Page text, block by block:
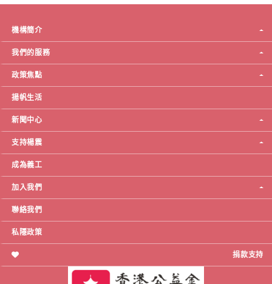
機構簡介
我們的服務
政策焦點
揚帆生活
新聞中心
支持楊震
成為義工
加入我們
聯絡我們
私隱政策
捐款支持